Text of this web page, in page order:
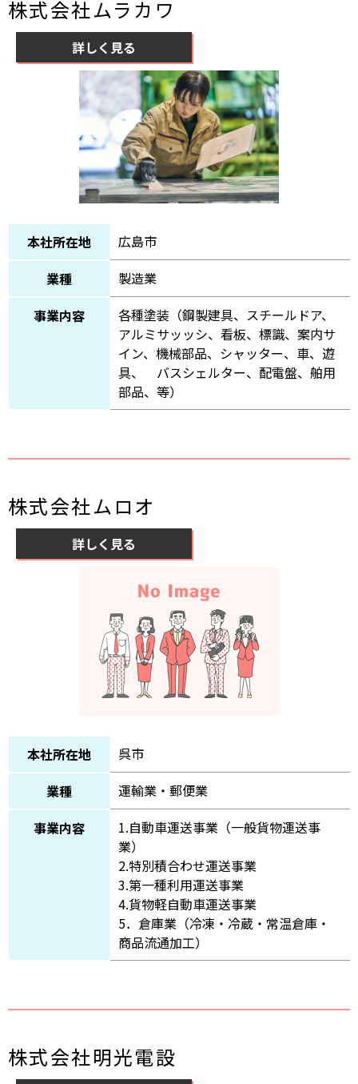
株式会社ムラカワ
詳しく見る
本社所在地
広島市
業種
製造業
事業内容
各種塗装（鋼製建具、スチールドア、
アルミサッッシ、看板、標識、案内サ
イン、機械部品、シャッター、車、遊
具、 バスシェルター、配電盤、舶用
部品、等）
株式会社ムロオ
詳しく見る
本社所在地
呉市
業種
運輸業・郵便業
事業内容
1.自動車運送事業（一般貨物運送事
業）
2.特別積合わせ運送事業
3.第一種利用運送事業
4.貨物軽自動車運送事業
5．倉庫業（冷凍・冷蔵・常温倉庫・
商品流通加工）
株式会社明光電設